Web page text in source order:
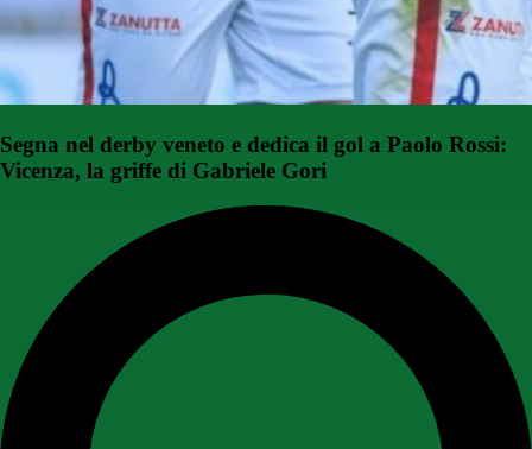
Segna nel derby veneto e dedica il gol a Paolo Rossi:
Vicenza, la griffe di Gabriele Gori